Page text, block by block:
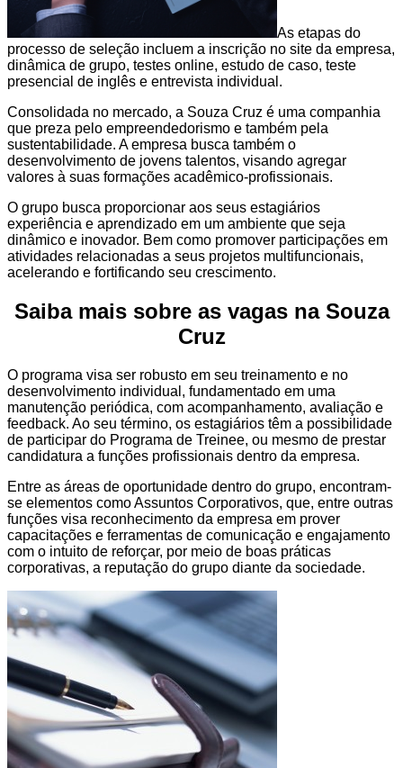
As etapas do
processo de seleção incluem a inscrição no site da empresa,
dinâmica de grupo, testes online, estudo de caso, teste
presencial de inglês e entrevista individual.
Consolidada no mercado, a Souza Cruz é uma companhia
que preza pelo empreendedorismo e também pela
sustentabilidade. A empresa busca também o
desenvolvimento de jovens talentos, visando agregar
valores à suas formações acadêmico-profissionais.
O grupo busca proporcionar aos seus estagiários
experiência e aprendizado em um ambiente que seja
dinâmico e inovador. Bem como promover participações em
atividades relacionadas a seus projetos multifuncionais,
acelerando e fortificando seu crescimento.
Saiba mais sobre as vagas na Souza
Cruz
O programa visa ser robusto em seu treinamento e no
desenvolvimento individual, fundamentado em uma
manutenção periódica, com acompanhamento, avaliação e
feedback. Ao seu término, os estagiários têm a possibilidade
de participar do Programa de Treinee, ou mesmo de prestar
candidatura a funções profissionais dentro da empresa.
Entre as áreas de oportunidade dentro do grupo, encontram-
se elementos como Assuntos Corporativos, que, entre outras
funções visa reconhecimento da empresa em prover
capacitações e ferramentas de comunicação e engajamento
com o intuito de reforçar, por meio de boas práticas
corporativas, a reputação do grupo diante da sociedade.